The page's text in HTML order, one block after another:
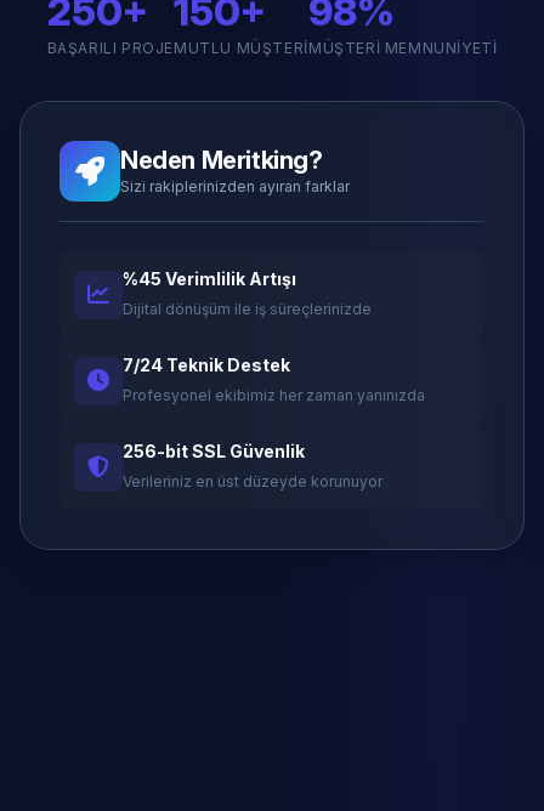
250+
BAŞARILI PROJE
150+
MUTLU MÜŞTERI
98%
MÜŞTERI MEMNUNIYETI
Neden Meritking?
Sizi rakiplerinizden ayıran farklar
%45 Verimlilik Artışı
Dijital dönüşüm ile iş süreçlerinizde
7/24 Teknik Destek
Profesyonel ekibimiz her zaman yanınızda
256-bit SSL Güvenlik
Verileriniz en üst düzeyde korunuyor